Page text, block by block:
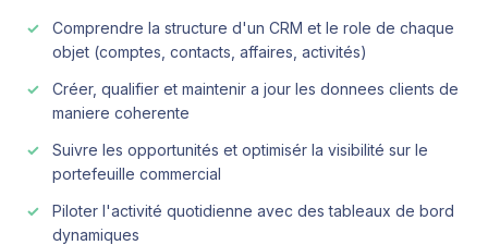
Comprendre la structure d'un CRM et le role de chaque
objet (comptes, contacts, affaires, activités)
Créer, qualifier et maintenir a jour les donnees clients de
maniere coherente
Suivre les opportunités et optimisér la visibilité sur le
portefeuille commercial
Piloter l'activité quotidienne avec des tableaux de bord
dynamiques